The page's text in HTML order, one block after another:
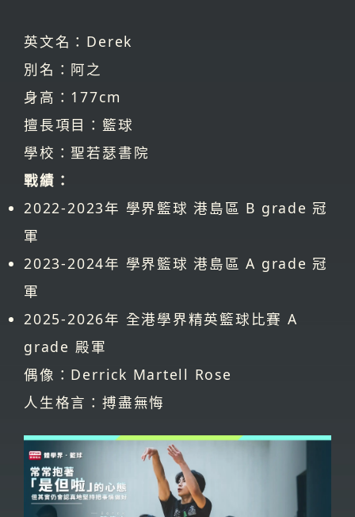
英文名：Derek
別名：阿之
身高：177cm
擅長項目：籃球
學校：聖若瑟書院
戰績：
2022-2023年 學界籃球 港島區 B grade 冠
軍
2023-2024年 學界籃球 港島區 A grade 冠
軍
2025-2026年 全港學界精英籃球比賽 A
grade 殿軍
偶像：Derrick Martell Rose
人生格言：搏盡無悔